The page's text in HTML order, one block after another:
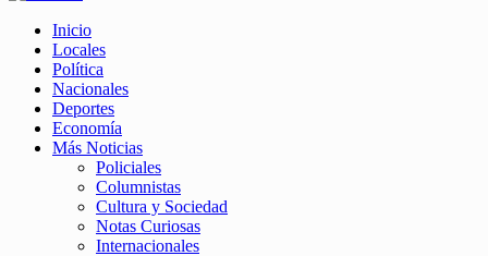
Inicio
Locales
Política
Nacionales
Deportes
Economía
Más Noticias
Policiales
Columnistas
Cultura y Sociedad
Notas Curiosas
Internacionales